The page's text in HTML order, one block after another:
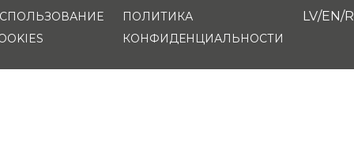
ПОЛИТИКА
КОНФИДЕНЦИАЛЬНОСТИ
LV EN